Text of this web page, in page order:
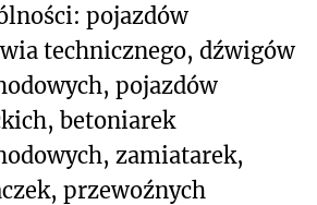
pojazdów
technicznego, dźwigów
pojazdów
betoniarek
zamiatarek,
przewoźnych